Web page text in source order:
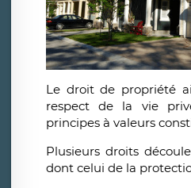
Le droit de propriété
respect de la vie
principes à valeurs
Plusieurs droits
dont celui de la